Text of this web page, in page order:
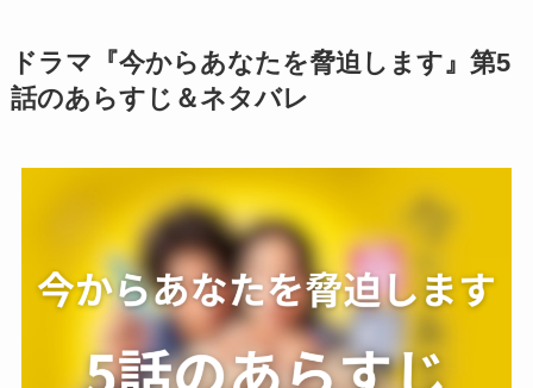
ドラマ『今からあなたを脅迫します』第5
話のあらすじ＆ネタバレ